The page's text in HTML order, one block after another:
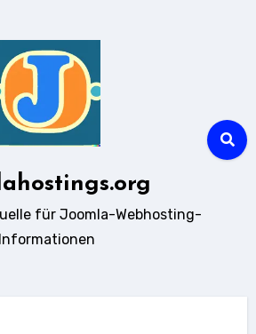
für Joomla-Webhosting-
Informationen